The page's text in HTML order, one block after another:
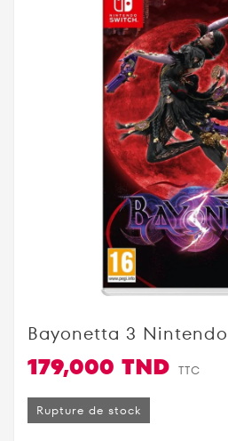
Bayonetta 3
179,000 TND TTC
Rupture de stock